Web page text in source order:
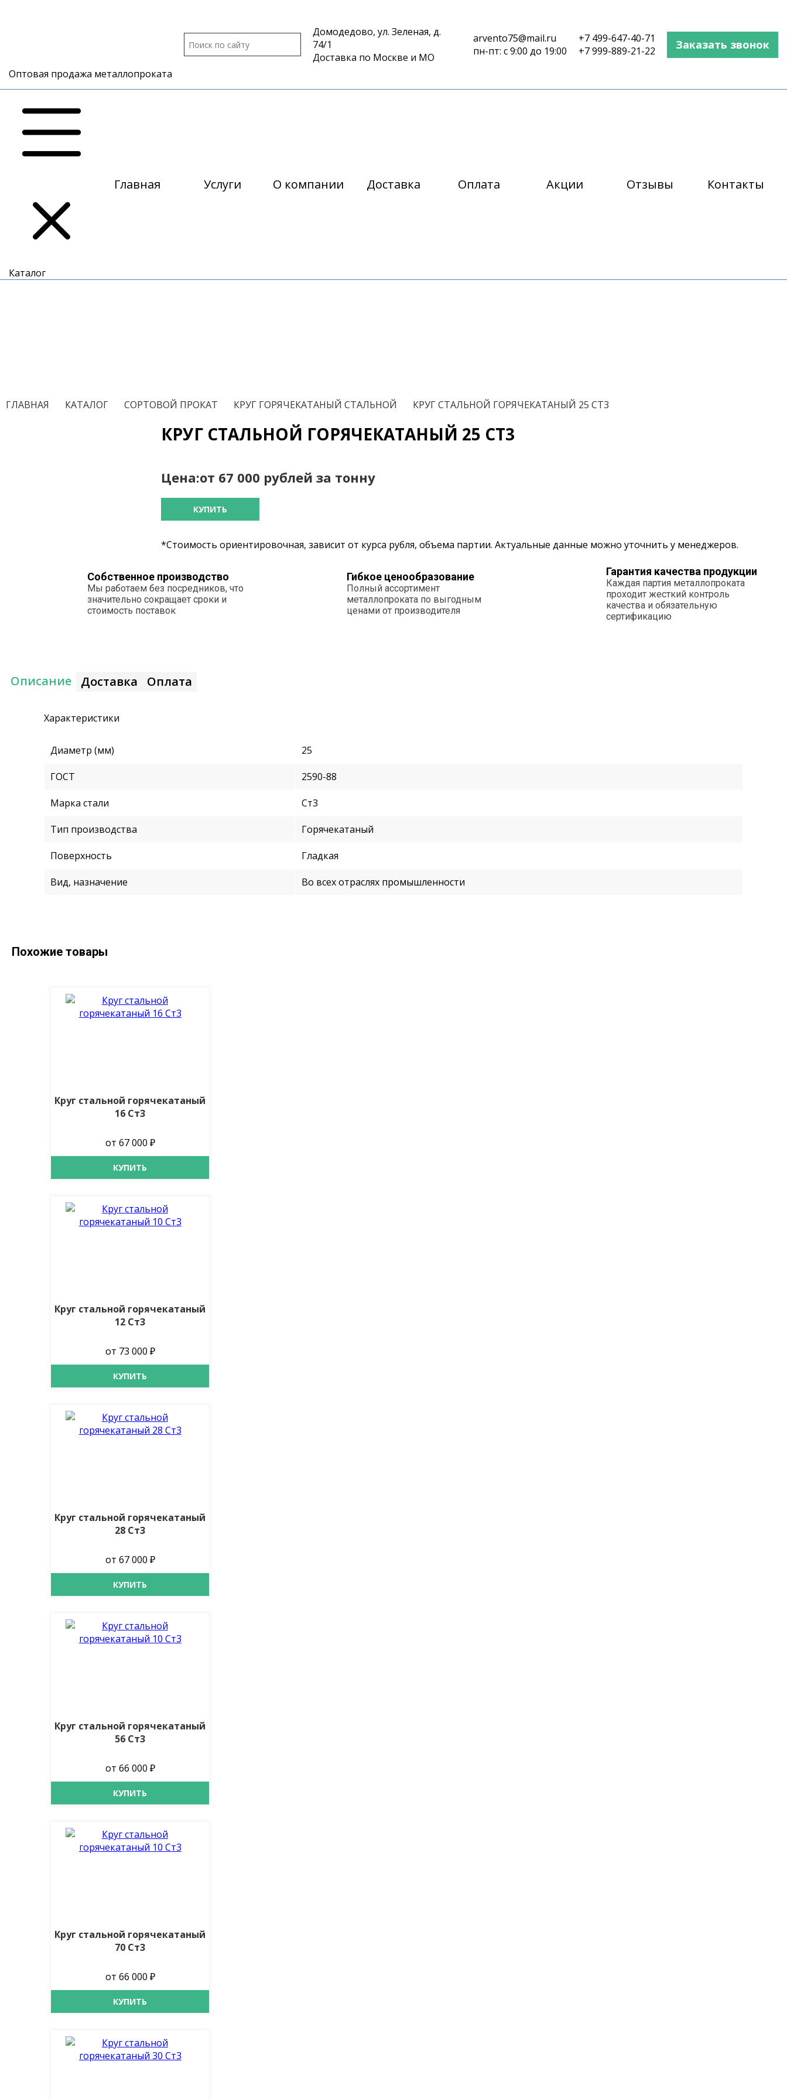
Оптовая продажа металлопроката
Домодедово, ул. Зеленая, д.
74/1
Доставка по Москве и МО
arvento75@mail.ru
пн-пт: с 9:00 до 19:00
+7 499-647-40-71
+7 999-889-21-22
Заказать звонок
Каталог
Главная Услуги О компании Доставка Оплата Акции Отзывы Контакты
ГЛАВНАЯ КАТАЛОГ СОРТОВОЙ ПРОКАТ КРУГ ГОРЯЧЕКАТАНЫЙ СТАЛЬНОЙ КРУГ СТАЛЬНОЙ ГОРЯЧЕКАТАНЫЙ 25 СТ3
КРУГ СТАЛЬНОЙ ГОРЯЧЕКАТАНЫЙ 25 СТ3
Цена:от 67 000 рублей за тонну
КУПИТЬ
*Стоимость ориентировочная, зависит от курса рубля, объема партии. Актуальные данные можно уточнить у менеджеров.
Собственное производство
Мы работаем без посредников, что
значительно сокращает сроки и
стоимость поставок
Гибкое ценообразование
Полный ассортимент
металлопроката по выгодным
ценами от производителя
Гарантия качества продукции
Каждая партия металлопроката
проходит жесткий контроль
качества и обязательную
сертификацию
Описание Доставка Оплата
Характеристики
Диаметр (мм) 25
ГОСТ 2590-88
Марка стали Ст3
Тип производства Горячекатаный
Поверхность Гладкая
Вид, назначение Во всех отраслях промышленности
Похожие товары
Круг стальной горячекатаный
16 Ст3
от 67 000 ₽
КУПИТЬ
Круг стальной горячекатаный
12 Ст3
от 73 000 ₽
КУПИТЬ
Круг стальной горячекатаный
28 Ст3
от 67 000 ₽
КУПИТЬ
Круг стальной горячекатаный
56 Ст3
от 66 000 ₽
КУПИТЬ
Круг стальной горячекатаный
70 Ст3
от 66 000 ₽
КУПИТЬ